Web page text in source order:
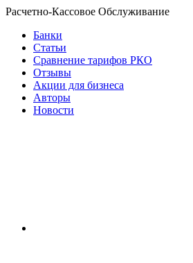
Расчетно-Кассовое Обслуживание
Банки
Статьи
Сравнение тарифов РКО
Отзывы
Акции для бизнеса
Авторы
Новости